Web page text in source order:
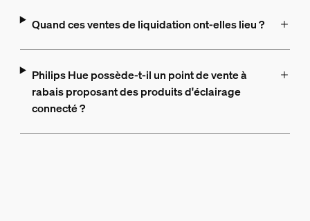
Quand ces ventes de liquidation ont-elles lieu ?
Philips Hue possède-t-il un point de vente à
rabais proposant des produits d'éclairage
connecté ?